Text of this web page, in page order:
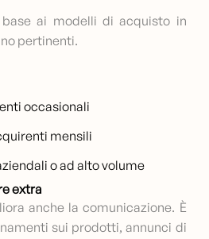
ai modelli di acquisto in
pertinenti.
occasionali
mensili
o ad alto volume
extra
anche la comunicazione. È
sui prodotti, annunci di